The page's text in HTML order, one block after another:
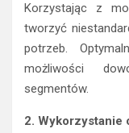
Korzystając z
tworzyć
potrzeb.
możliwości
segmentów.
2. Wykorzystanie